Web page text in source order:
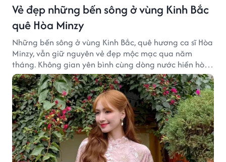
Vẻ đẹp những bến sông ở vùng Kinh Bắc
quê Hòa Minzy
Những bến sông ở vùng Kinh Bắc, quê hương ca sĩ Hòa
Minzy, vẫn giữ nguyên vẻ đẹp mộc mạc qua năm
tháng. Không gian yên bình cùng dòng nước hiền hòa
tạo nên một góc Bắc Ninh rất đáng để khám phá.